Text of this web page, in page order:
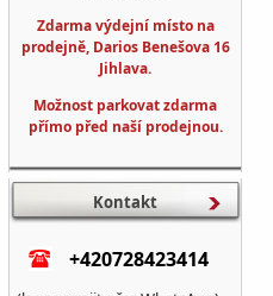
Zdarma výdejní místo na
prodejně, Darios Benešova 16
Jihlava.
Možnost parkovat zdarma
přímo před naší prodejnou.
Kontakt
+420728423414